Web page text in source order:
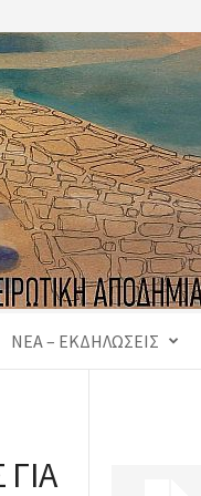
ΝΈΑ – ΕΚΔΗΛΏΣΕΙΣ